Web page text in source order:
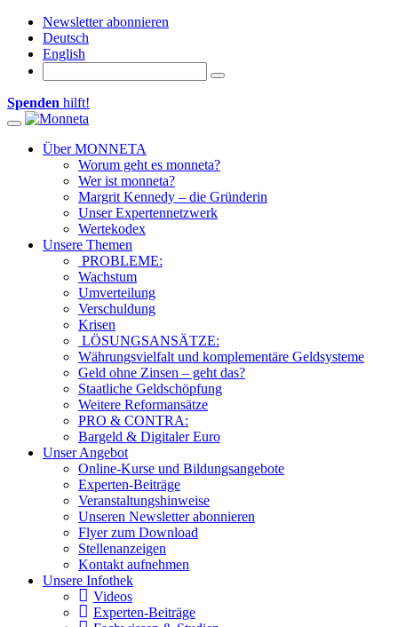
Newsletter abonnieren
Deutsch
English
Spenden hilft!
Toggle navigation
Über MONNETA
Worum geht es monneta?
Wer ist monneta?
Margrit Kennedy – die Gründerin
Unser Expertennetzwerk
Wertekodex
Unsere Themen
PROBLEME:
Wachstum
Umverteilung
Verschuldung
Krisen
LÖSUNGSANSÄTZE:
Währungsvielfalt und komplementäre Geldsysteme
Geld ohne Zinsen – geht das?
Staatliche Geldschöpfung
Weitere Reformansätze
PRO & CONTRA:
Bargeld & Digitaler Euro
Unser Angebot
Online-Kurse und Bildungsangebote
Experten-Beiträge
Veranstaltungshinweise
Unseren Newsletter abonnieren
Flyer zum Download
Stellenanzeigen
Kontakt aufnehmen
Unsere Infothek
Videos
Experten-Beiträge